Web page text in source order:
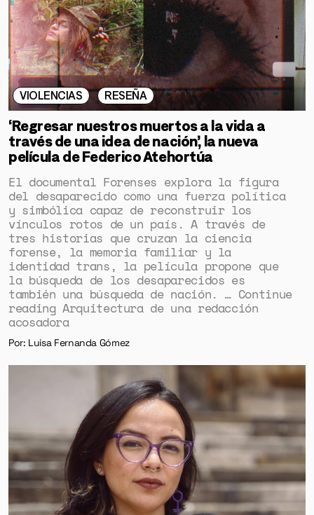
VIOLENCIAS RESEÑA
‘Regresar nuestros muertos a la vida a
través de una idea de nación’, la nueva
película de Federico Atehortúa
El documental Forenses explora la figura
del desaparecido como una fuerza política
y simbólica capaz de reconstruir los
vínculos rotos de un país. A través de
tres historias que cruzan la ciencia
forense, la memoria familiar y la
identidad trans, la película propone que
la búsqueda de los desaparecidos es
también una búsqueda de nación. … Continue
reading Arquitectura de una redacción
acosadora
Por: Luisa Fernanda Gómez